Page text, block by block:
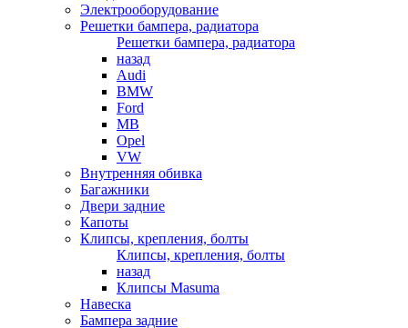
Электрооборудование
Решетки бампера, радиатора
Решетки бампера, радиатора
назад
Audi
BMW
Ford
MB
Opel
VW
Внутренняя обивка
Багажники
Двери задние
Капоты
Клипсы, крепления, болты
Клипсы, крепления, болты
назад
Клипсы Masuma
Навеска
Бампера задние